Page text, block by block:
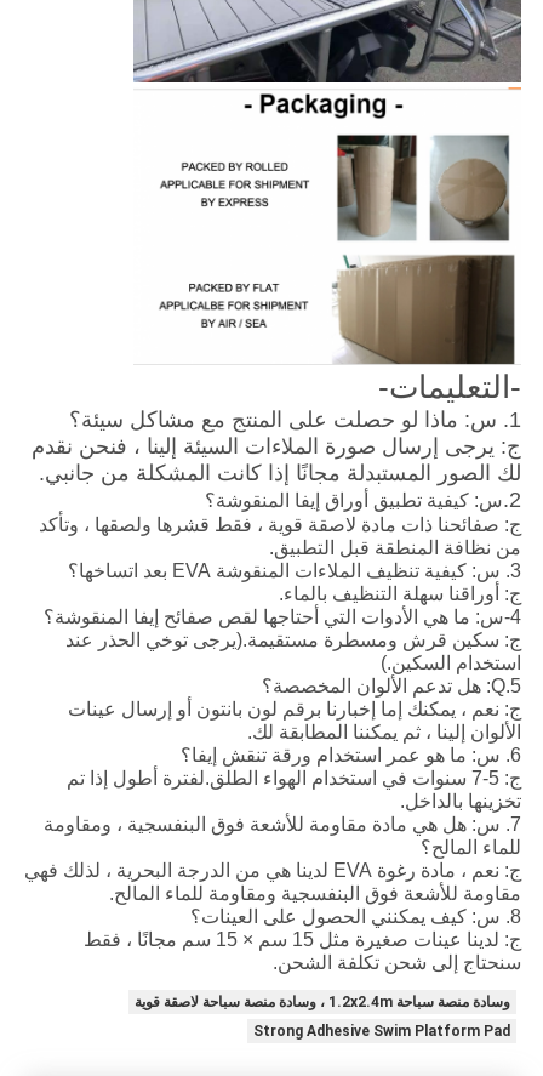
-التعليمات-
1. س: ماذا لو حصلت على المنتج مع مشاكل سيئة؟
ج: يرجى إرسال صورة الملاءات السيئة إلينا ، فنحن نقدم
لك الصور المستبدلة مجانًا إذا كانت المشكلة من جانبي.
2. س: كيفية تطبيق أوراق إيفا المنقوشة؟
ج: صفائحنا ذات مادة لاصقة قوية ، فقط قشرها ولصقها ، وتأكد
من نظافة المنطقة قبل التطبيق.
3. س: كيفية تنظيف الملاءات المنقوشة EVA بعد اتساخها؟
ج: أوراقنا سهلة التنظيف بالماء.
4-س: ما هي الأدوات التي أحتاجها لقص صفائح إيفا المنقوشة؟
ج: سكين قرش ومسطرة مستقيمة.(يرجى توخي الحذر عند
استخدام السكين.)
5.Q: هل تدعم الألوان المخصصة؟
ج: نعم ، يمكنك إما إخبارنا برقم لون بانتون أو إرسال عينات
الألوان إلينا ، ثم يمكننا المطابقة لك.
6. س: ما هو عمر استخدام ورقة تنقش إيفا؟
ج: 5-7 سنوات في استخدام الهواء الطلق.لفترة أطول إذا تم
تخزينها بالداخل.
7. س: هل هي مادة مقاومة للأشعة فوق البنفسجية ، ومقاومة
للماء المالح؟
ج: نعم ، مادة رغوة EVA لدينا هي من الدرجة البحرية ، لذلك فهي
مقاومة للأشعة فوق البنفسجية ومقاومة للماء المالح.
8. س: كيف يمكنني الحصول على العينات؟
ج: لدينا عينات صغيرة مثل 15 سم × 15 سم مجانًا ، فقط
سنحتاج إلى شحن تكلفة الشحن.
وسادة منصة سباحة 1.2x2.4m ، وسادة منصة سباحة لاصقة قوية
Strong Adhesive Swim Platform Pad